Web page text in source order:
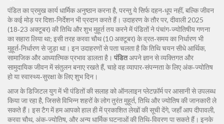
पंडित का प्रमुख कार्य धार्मिक अनुष्ठान करना है, परन्तु ये सिर्फ दहन‑धूप नहीं, बल्कि जीवन
के कई मोड़ पर दिशा‑निर्देशन भी प्रदान करते हैं। उदाहरण के तौर पर, दीवाली 2025
(18‑23 अक्टूबर) की तिथि और शुभ मुहूर्त तय करने में पंडितों ने पंचांग‑ज्योतिषीय गणना
का सहारा लिया था; इसी तरह करवा चौथ (10 अक्टूबर) के व्रत‑समय का निर्धारण भी
मुहूर्त‑निर्धारण से जुड़ा था। इन उदाहरणों से पता चलता है कि तिथि चयन सीधे आर्थिक,
सामाजिक और आध्यात्मिक प्रभाव डालता है। पंडितअपने ज्ञान से व्यक्तिगत और
सामुदायिक जीवन में संतुलन बनाए रखते हैं, चाहे वह व्यापार‑संपन्नता के लिए अंक‑ज्योतिष
हो या स्वास्थ्य‑सुरक्षा के लिए शुभ दिन।
आज के डिजिटल युग में भी पंडितों की सलाह को ऑनलाइन प्लेटफ़ॉर्म पर आसानी से उपलब्ध
किया जा रहा है, जिससे विभिन्न शहरों के लोग तुरंत मुहूर्त, तिथि और ज्योतिष की जानकारी ले
सकते हैं। इस टैग में हम आपको हाल ही में प्रकाशित लेखों की सूची देंगे, जहाँ आप दीपावली,
करवा चौथ, अंक‑ज्योतिष, और अन्य धार्मिक घटनाओं की तिथि‑विवरण पा सकते हैं। इनके